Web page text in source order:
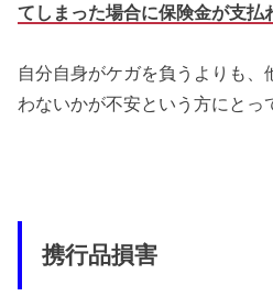
てしまった場合に保険金が支払
自分自身がケガを負うよりも、
わないかが不安という方にとっ
携行品損害